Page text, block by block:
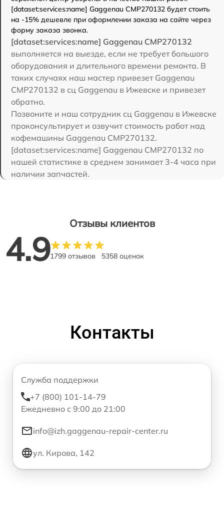
[dataset:services:name] Gaggenau CMP270132 будет стоить
на -15% дешевле при оформлении заказа на сайте через
форму заказа звонка.
[dataset:services:name] Gaggenau CMP270132
выполняется на выезде, если не требует большого
оборудования и длительного времени ремонта. В
таких случаях наш мастер привезет Gaggenau
CMP270132 в сц Gaggenau в Ижевске и привезет
обратно.
Позвоните и наш сотрудник сц Gaggenau в Ижевске
проконсультирует и озвучит стоимость работ над
кофемашины Gaggenau CMP270132.
[dataset:services:name] Gaggenau CMP270132 по
нашей статистике в среднем занимает 3-4 часа при
наличии запчастей.
Отзывы клиентов
4.91799 отзывов 5358 оценок
Контакты
Служба поддержки
+7 (800) 101-14-79
Ежедневно с 9:00 до 21:00
info@izh.gaggenau-repair-center.ru
ул. Кирова, 142